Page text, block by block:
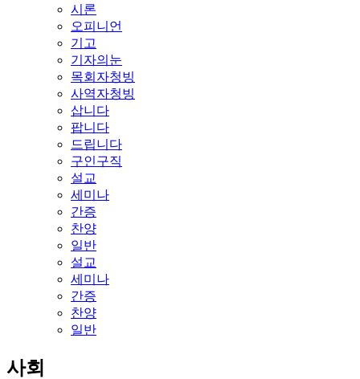
시론
오피니언
기고
기자의눈
목회자청빙
사역자청빙
삽니다
팝니다
드립니다
구인구직
설교
세미나
간증
찬양
일반
설교
세미나
간증
찬양
일반
사회